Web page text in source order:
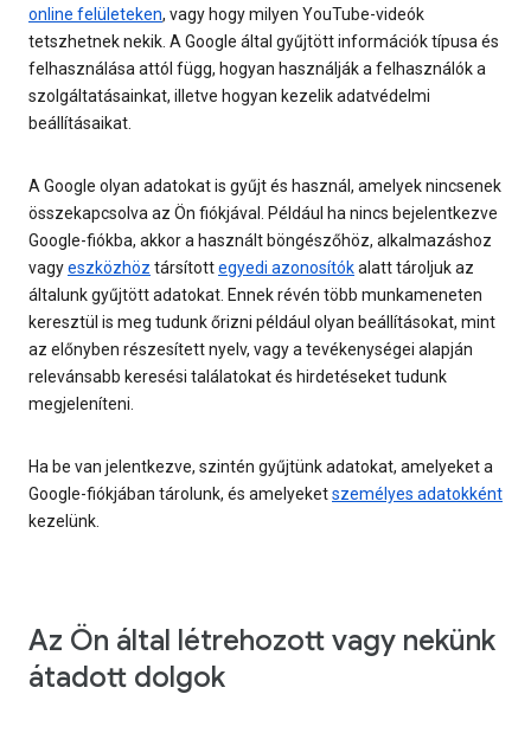
online felületeken, vagy hogy milyen YouTube-videók
tetszhetnek nekik. A Google által gyűjtött információk típusa és
felhasználása attól függ, hogyan használják a felhasználók a
szolgáltatásainkat, illetve hogyan kezelik adatvédelmi
beállításaikat.
A Google olyan adatokat is gyűjt és használ, amelyek nincsenek
összekapcsolva az Ön fiókjával. Például ha nincs bejelentkezve
Google-fiókba, akkor a használt böngészőhöz, alkalmazáshoz
vagyeszközhöz társítottegyedi azonosítókalatt tároljuk az
általunk gyűjtött adatokat. Ennek révén több munkameneten
keresztül is meg tudunk őrizni például olyan beállításokat, mint
az előnyben részesített nyelv, vagy a tevékenységei alapján
relevánsabb keresési találatokat és hirdetéseket tudunk
megjeleníteni.
Ha be van jelentkezve, szintén gyűjtünk adatokat, amelyeket a
Google-fiókjában tárolunk, és amelyeketszemélyes adatokként
kezelünk.
Az Ön által létrehozott vagy nekünk
átadott dolgok